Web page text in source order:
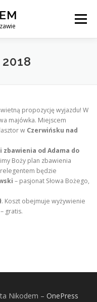
Menu
propozycję wyjazdu! W
majówka. Miejscem
w Czerwińsku nad
zbawienia od Adama do
Boży plan zbawienia
będzie
– pasjonat Słowa Bożego,
. Koszt obejmuje wyżywienie
gratis.
Nikodem – OnePress